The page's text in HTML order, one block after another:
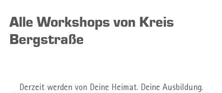
Alle Workshops von Kreis
Bergstraße
Derzeit werden von Deine Heimat. Deine Ausbildung.